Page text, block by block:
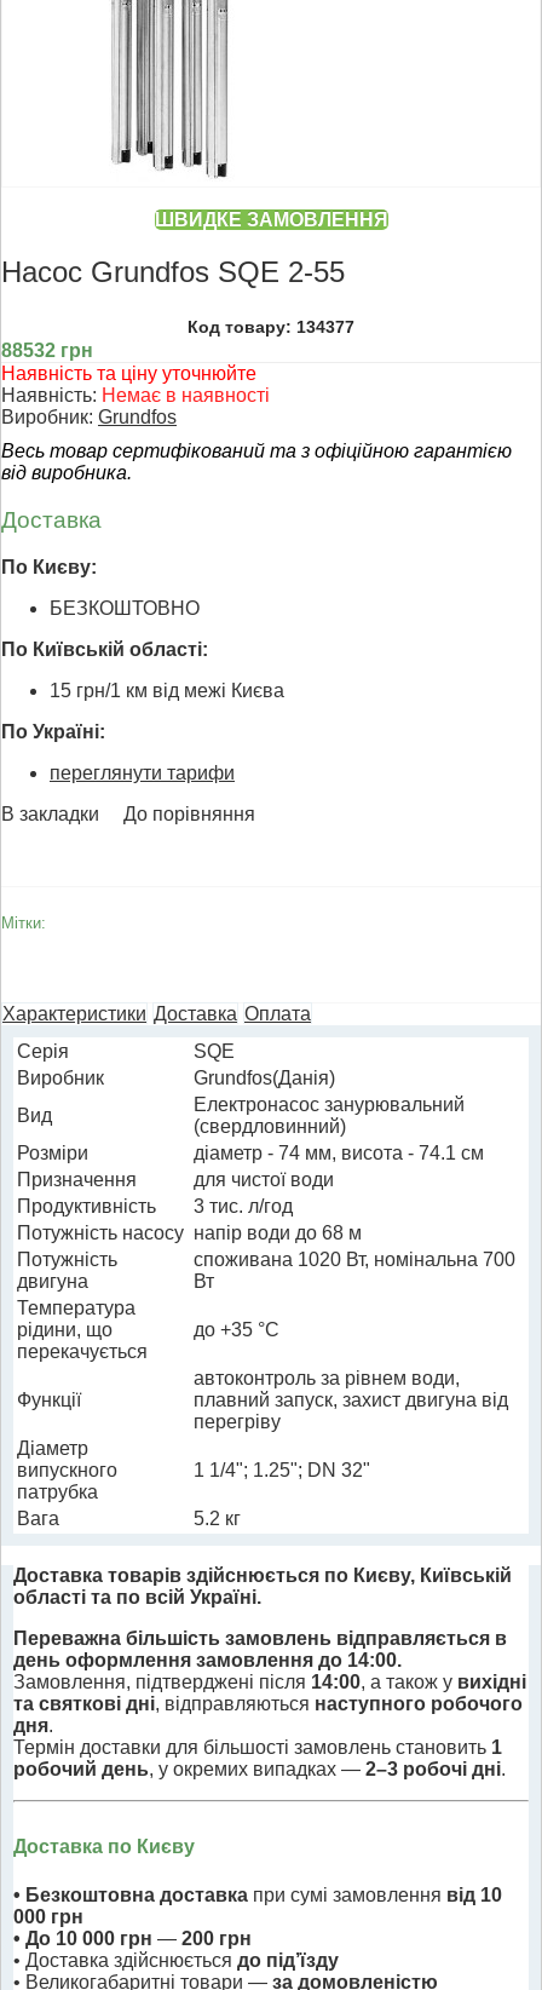
ШВИДКЕ ЗАМОВЛЕННЯ
Насос Grundfos SQE 2-55
Код товару: 134377
88532 грн
Наявність та ціну уточнюйте
Наявність: Немає в наявності
Виробник: Grundfos
Весь товар сертифікований та з офіційною гарантією
від виробника.
Доставка
По Києву:
БЕЗКОШТОВНО
По Київській області:
15 грн/1 км від межі Києва
По Україні:
переглянути тарифи
В закладки
До порівняння
Мітки:
Характеристики Доставка Оплата
Cерія
SQE
Виробник
Grundfos(Данія)
Вид
Електронасос занурювальний
(свердловинний)
Розміри
діаметр - 74 мм, висота - 74.1 см
Призначення
для чистої води
Продуктивність
3 тис. л/год
Потужність насосу напір води до 68 м
Потужність
двигуна
споживана 1020 Вт, номінальна 700
Вт
Температура
рідини, що
перекачується
до +35 °С
Функції
автоконтроль за рівнем води,
плавний запуск, захист двигуна від
перегріву
Діаметр
випускного
патрубка
1 1/4"; 1.25"; DN 32"
Вага 5.2 кг
Доставка товарів здійснюється по Києву, Київській
області та по всій Україні.
Переважна більшість замовлень відправляється в
день оформлення замовлення до 14:00.
Замовлення, підтверджені після 14:00, а також у вихідні
та святкові дні, відправляються наступного робочого
дня.
Термін доставки для більшості замовлень становить 1
робочий день, у окремих випадках — 2–3 робочі дні.
Доставка по Києву
• Безкоштовна доставка при сумі замовлення від 10
000 грн
• До 10 000 грн — 200 грн
• Доставка здійснюється до під’їзду
• Великогабаритні товари — за домовленістю